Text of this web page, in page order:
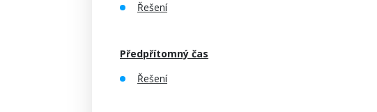
Řešení
Předpřítomný čas
Řešení